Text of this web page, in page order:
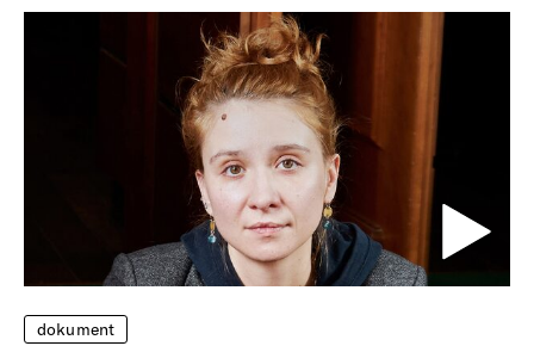
dokument